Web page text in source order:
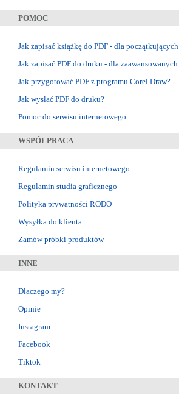
POMOC
Jak zapisać książkę do PDF - dla początkujących
Jak zapisać PDF do druku - dla zaawansowanych
Jak przygotować PDF z programu Corel Draw?
Jak wysłać PDF do druku?
Pomoc do serwisu internetowego
WSPÓŁPRACA
Regulamin serwisu internetowego
Regulamin studia graficznego
Polityka prywatności RODO
Wysyłka do klienta
Zamów próbki produktów
INNE
Dlaczego my?
Opinie
Instagram
Facebook
Tiktok
KONTAKT